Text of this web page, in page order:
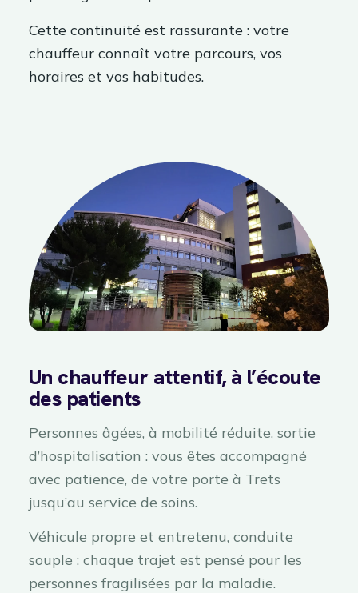
Cette continuité est rassurante : votre
chauffeur connaît votre parcours, vos
horaires et vos habitudes.
Un chauffeur attentif, à l’écoute
des patients
Personnes âgées, à mobilité réduite, sortie
d’hospitalisation : vous êtes accompagné
avec patience, de votre porte à Trets
jusqu’au service de soins.
Véhicule propre et entretenu, conduite
souple : chaque trajet est pensé pour les
personnes fragilisées par la maladie.